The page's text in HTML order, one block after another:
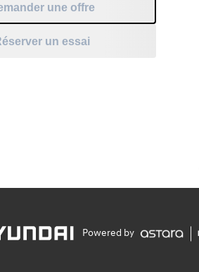
une offre
un essai
Powered by